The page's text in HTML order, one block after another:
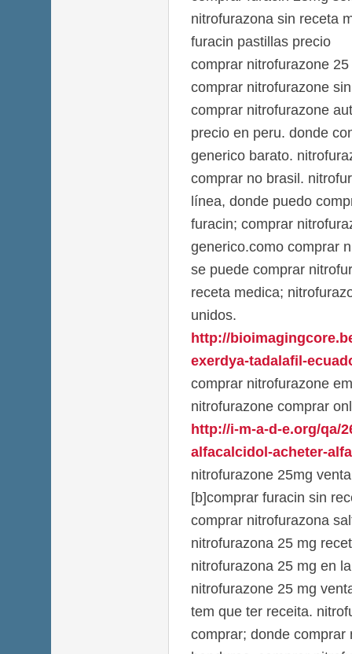
nitrofurazona sin receta
furacin pastillas precio
comprar nitrofurazone
comprar nitrofurazone
comprar nitrofurazone
precio en peru. donde
generico barato.
comprar no brasil.
línea, donde puedo
furacin; comprar
generico.como comprar
se puede comprar
receta medica;
unidos.
http://
exerdya-tadalafil-
comprar nitrofurazone
nitrofurazone comprar
http://i-m-a-d-e.org/qa/
alfacalcidol-acheter-
nitrofurazone 25mg
[b]comprar furacin sin
comprar nitrofurazona
nitrofurazona 25 mg
nitrofurazona 25 mg en
nitrofurazone 25 mg
tem que ter receita.
comprar; donde comprar